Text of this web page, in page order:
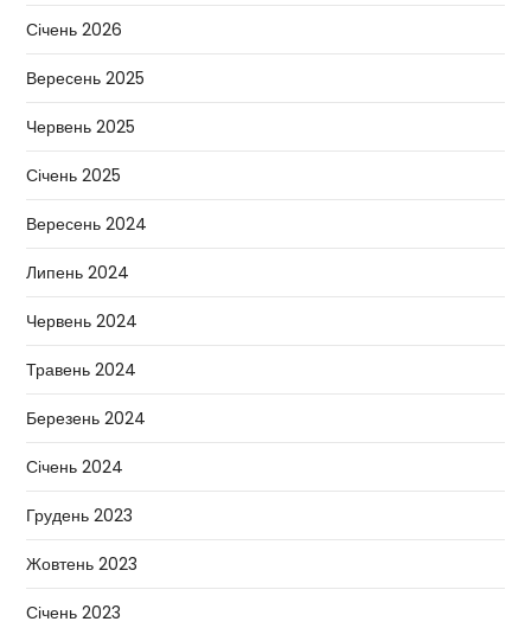
Січень 2026
Вересень 2025
Червень 2025
Січень 2025
Вересень 2024
Липень 2024
Червень 2024
Травень 2024
Березень 2024
Січень 2024
Грудень 2023
Жовтень 2023
Січень 2023